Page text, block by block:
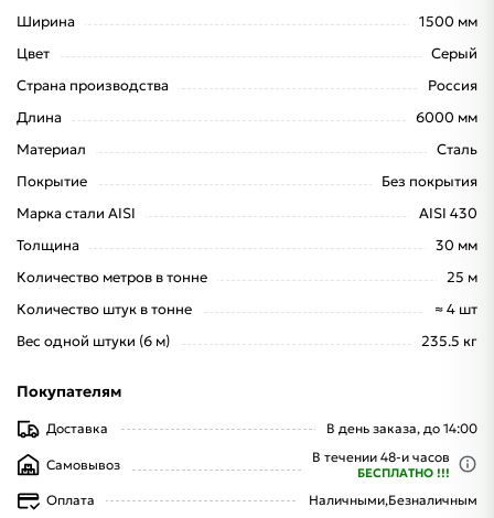
Ширина
1500 мм
Цвет
Серый
Страна производства
Россия
Длина
6000 мм
Материал
Сталь
Покрытие
Без покрытия
Марка стали AISI
AISI 430
Толщина
30 мм
Количество метров в тонне
25 м
Количество штук в тонне
≈ 4 шт
Вес одной штуки (6 м)
235.5 кг
Покупателям
Доставка В день заказа, до 14:00
Самовывоз В течении 48-и часов
БЕСПЛАТНО !!!
Оплата Наличными,Безналичным